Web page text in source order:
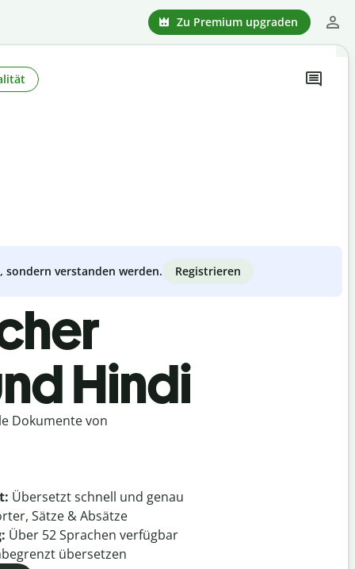
Zu Premium upgraden
verstanden werden. Registrieren
Hindi
Dokumente von
Übersetzt schnell und genau
Sätze & Absätze
Über 52Sprachen verfügbar
übersetzen